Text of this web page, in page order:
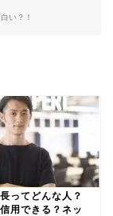
い？！
ってどんな人？
用できる？ネッ